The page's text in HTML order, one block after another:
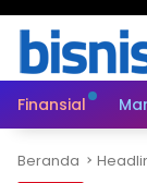
Finansial
Beranda